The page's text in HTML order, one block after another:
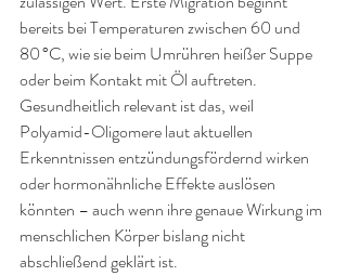
bereits bei Temperaturen zwischen 60 und
80 °C, wie sie beim Umrühren heißer Suppe
oder beim Kontakt mit Öl auftreten.
Gesundheitlich relevant ist das, weil
Polyamid-Oligomere laut aktuellen
Erkenntnissen entzündungsfördernd wirken
oder hormonähnliche Effekte auslösen
könnten – auch wenn ihre genaue Wirkung im
menschlichen Körper bislang nicht
abschließend geklärt ist.